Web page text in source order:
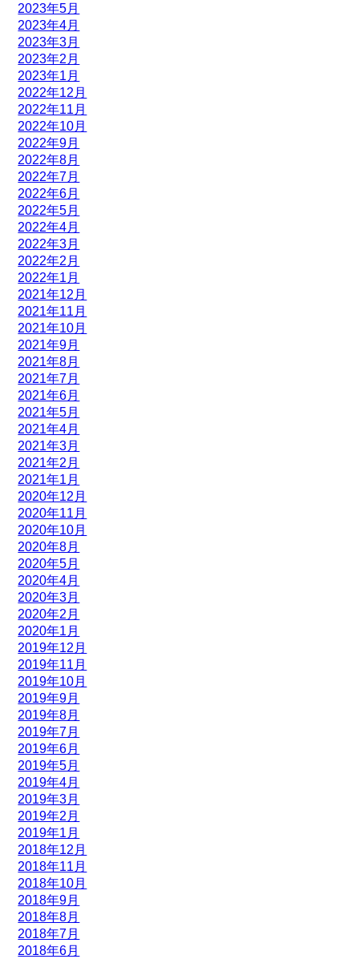
2023年5月
2023年4月
2023年3月
2023年2月
2023年1月
2022年12月
2022年11月
2022年10月
2022年9月
2022年8月
2022年7月
2022年6月
2022年5月
2022年4月
2022年3月
2022年2月
2022年1月
2021年12月
2021年11月
2021年10月
2021年9月
2021年8月
2021年7月
2021年6月
2021年5月
2021年4月
2021年3月
2021年2月
2021年1月
2020年12月
2020年11月
2020年10月
2020年8月
2020年5月
2020年4月
2020年3月
2020年2月
2020年1月
2019年12月
2019年11月
2019年10月
2019年9月
2019年8月
2019年7月
2019年6月
2019年5月
2019年4月
2019年3月
2019年2月
2019年1月
2018年12月
2018年11月
2018年10月
2018年9月
2018年8月
2018年7月
2018年6月